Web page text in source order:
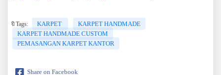
🔖Tags: KARPET
KARPET HANDMADE
KARPET HANDMADE CUSTOM
PEMASANGAN KARPET KANTOR
Share on Facebook